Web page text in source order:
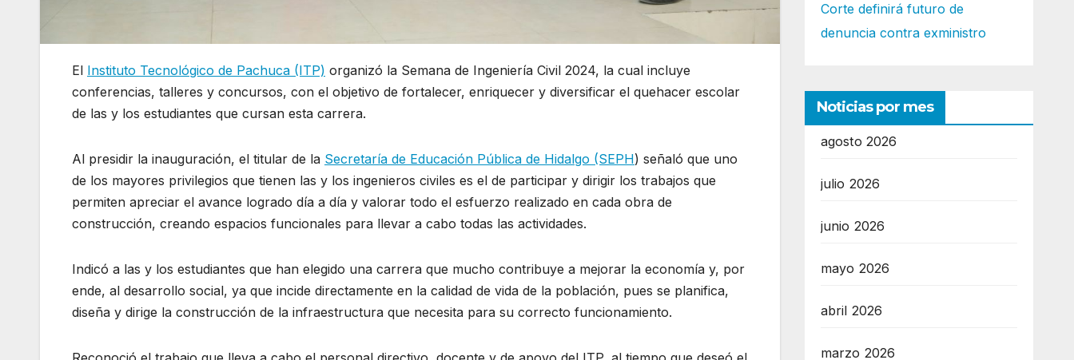
El Instituto Tecnológico de Pachuca (ITP) organizó la Semana de Ingeniería Civil 2024, la cual incluye
conferencias, talleres y concursos, con el objetivo de fortalecer, enriquecer y diversificar el quehacer escolar
de las y los estudiantes que cursan esta carrera.
Al presidir la inauguración, el titular de la Secretaría de Educación Pública de Hidalgo (SEPH) señaló que uno
de los mayores privilegios que tienen las y los ingenieros civiles es el de participar y dirigir los trabajos que
permiten apreciar el avance logrado día a día y valorar todo el esfuerzo realizado en cada obra de
construcción, creando espacios funcionales para llevar a cabo todas las actividades.
Indicó a las y los estudiantes que han elegido una carrera que mucho contribuye a mejorar la economía y, por
ende, al desarrollo social, ya que incide directamente en la calidad de vida de la población, pues se planifica,
diseña y dirige la construcción de la infraestructura que necesita para su correcto funcionamiento.
Corte definirá futuro de
denuncia contra exministro
Noticias por mes
agosto 2026
julio 2026
junio 2026
mayo 2026
abril 2026
marzo 2026